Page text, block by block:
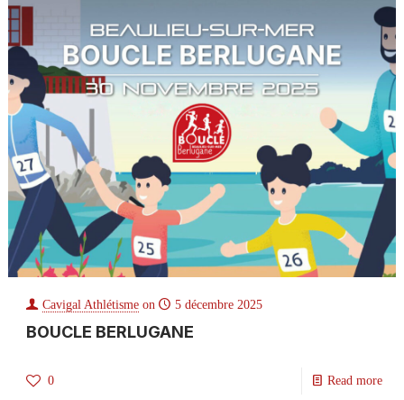
Cavigal Athlétisme on 5 décembre 2025
BOUCLE BERLUGANE
0 Read more